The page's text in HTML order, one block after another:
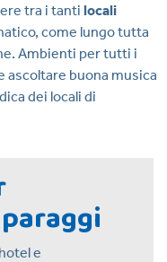
tra i tanti locali
come lungo tutta
Ambienti per tutti i
ascoltare buona musica
dei locali di
e